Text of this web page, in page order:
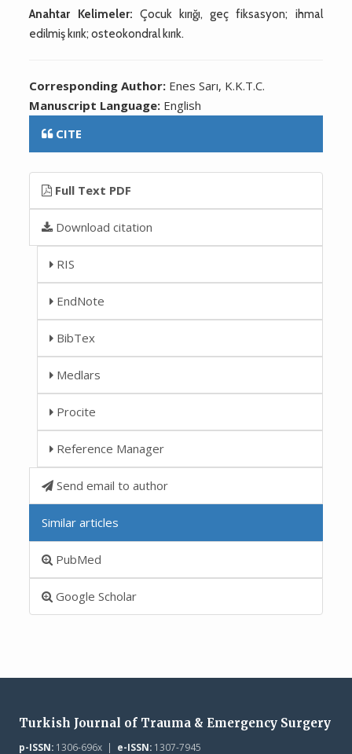
Anahtar Kelimeler: Çocuk kırığı, geç fiksasyon; ihmal
edilmiş kırık; osteokondral kırık.
Corresponding Author: Enes Sarı, K.K.T.C.
Manuscript Language: English
CITE
Full Text PDF
Download citation
RIS
EndNote
BibTex
Medlars
Procite
Reference Manager
Send email to author
Similar articles
PubMed
Google Scholar
Turkish Journal of Trauma & Emergency Surgery
p-ISSN:1306-696x | e-ISSN:1307-7945